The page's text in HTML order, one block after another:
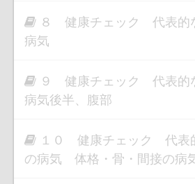
８ 健康チェック 代表的
病気
９ 健康チェック 代表的
病気後半、腹部
１０ 健康チェック 代
の病気 体格・骨・間接の病